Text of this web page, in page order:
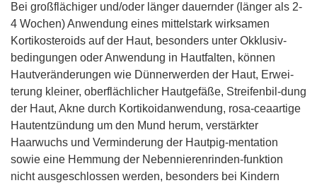
Bei großflächiger und/oder länger dauernder (länger als 2-
4 Wochen) Anwendung eines mittelstark wirksamen
Kortikosteroids auf der Haut, besonders unter Okklusiv-
bedingungen oder Anwendung in Hautfalten, können
Hautveränderungen wie Dünnerwerden der Haut, Erwei-
terung kleiner, oberflächlicher Hautgefäße, Streifenbil-dung
der Haut, Akne durch Kortikoidanwendung, rosa-ceaartige
Hautentzündung um den Mund herum, verstärkter
Haarwuchs und Verminderung der Hautpig-mentation
sowie eine Hemmung der Nebennierenrinden-funktion
nicht ausgeschlossen werden, besonders bei Kindern